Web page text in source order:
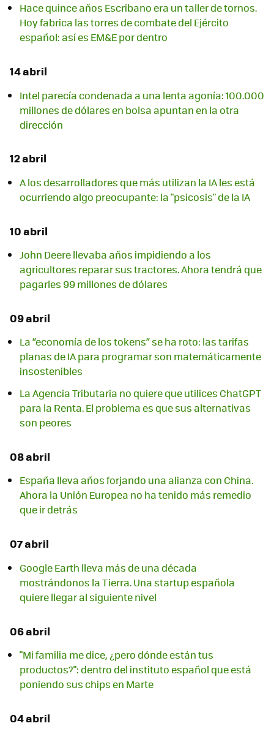
Hace quince años Escribano era un taller de tornos.
Hoy fabrica las torres de combate del Ejército
español: así es EM&E por dentro
14 abril
Intel parecía condenada a una lenta agonía: 100.000
millones de dólares en bolsa apuntan en la otra
dirección
12 abril
A los desarrolladores que más utilizan la IA les está
ocurriendo algo preocupante: la "psicosis" de la IA
10 abril
John Deere llevaba años impidiendo a los
agricultores reparar sus tractores. Ahora tendrá que
pagarles 99 millones de dólares
09 abril
La “economía de los tokens” se ha roto: las tarifas
planas de IA para programar son matemáticamente
insostenibles
La Agencia Tributaria no quiere que utilices ChatGPT
para la Renta. El problema es que sus alternativas
son peores
08 abril
España lleva años forjando una alianza con China.
Ahora la Unión Europea no ha tenido más remedio
que ir detrás
07 abril
Google Earth lleva más de una década
mostrándonos la Tierra. Una startup española
quiere llegar al siguiente nivel
06 abril
"Mi familia me dice, ¿pero dónde están tus
productos?": dentro del instituto español que está
poniendo sus chips en Marte
04 abril